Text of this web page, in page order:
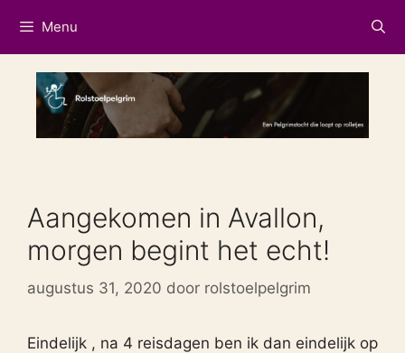
naar
de
inhoud
Menu
Aangekomen in Avallon,
morgen begint het echt!
augustus 31, 2020 door rolstoelpelgrim
Eindelijk , na 4 reisdagen ben ik dan eindelijk op